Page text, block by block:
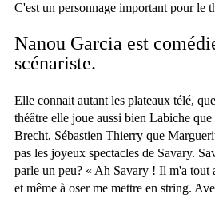
C'est un personnage important pour le
Nanou Garcia est
scénariste.
Elle connait autant les plateaux télé,
théâtre elle joue aussi bien Labiche
Brecht, Sébastien Thierry que
pas les joyeux spectacles de Savary.
parle un peu? « Ah Savary ! Il m'a tout
et même à oser me mettre en string.